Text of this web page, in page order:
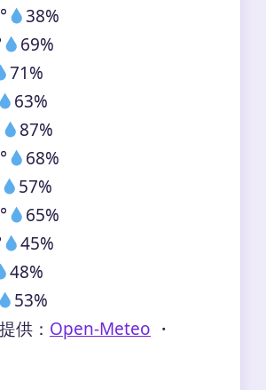
38%
69%
71%
63%
87%
68%
57%
65%
45%
48%
53%
供： Open-Meteo ・